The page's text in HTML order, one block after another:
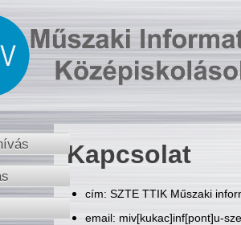
Kapcsolat
cím: SZTE TTIK Műszaki
email: miv[kukac]inf[pont]u-